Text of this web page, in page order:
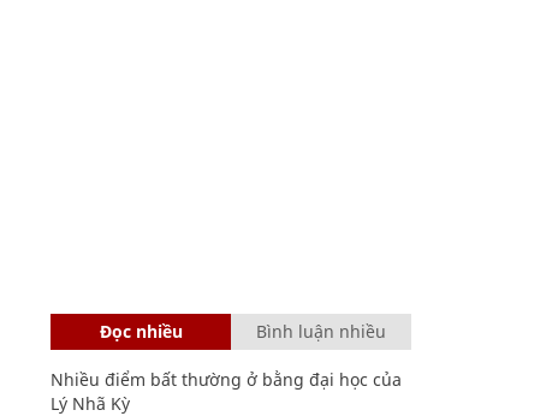
Đọc nhiều Bình luận nhiều
Nhiều điểm bất thường ở bằng đại học của
Lý Nhã Kỳ